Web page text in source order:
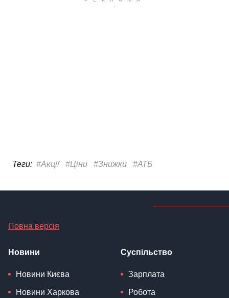
Повна версія
Новини
Новини Києва
Новини Харкова
Суспільство
Зарплата
Робота